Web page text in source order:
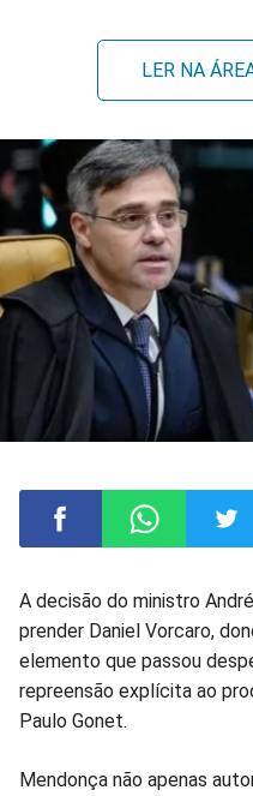
LER NA
Compartilhar
no
Facebook
Compartilhar
no
Whatsapp
no
A decisão do ministro
prender Daniel Vorcaro,
elemento que passou
repreensão explícita ao
Paulo Gonet.
Mendonça não apenas